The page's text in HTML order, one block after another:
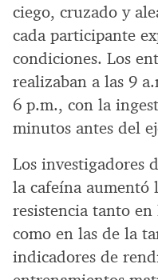
ciego, cruzado y
cada participante
condiciones. Los
realizaban a las 9
6 p.m., con la
minutos antes del
Los investigadores
la cafeína aumentó
resistencia tanto en
como en las de la
indicadores de